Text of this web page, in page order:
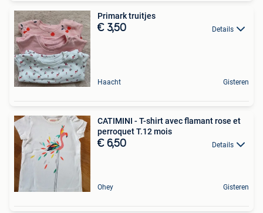
Primark truitjes
€ 3,50 Details
Haacht Gisteren
CATIMINI - T-shirt avec flamant rose et
perroquet T.12 mois
€ 6,50 Details
Ohey Gisteren